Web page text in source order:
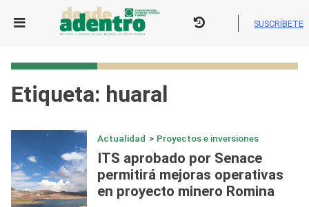
SUSCRÍBETE
Etiqueta: huaral
Actualidad > Proyectos e inversiones
ITS aprobado por Senace
permitirá mejoras operativas
en proyecto minero Romina